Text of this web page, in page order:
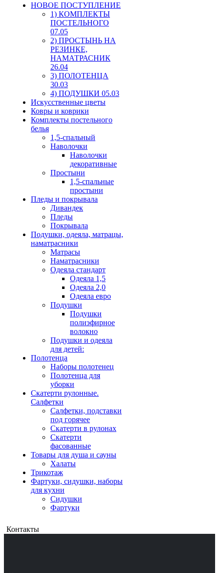
HОВОЕ ПОСТУПЛЕНИЕ
1) КОМПЛЕКТЫ
ПОСТЕЛЬНОГО
07.05
2) ПРОСТЫНЬ НА
РЕЗИНКЕ,
НАМАТРАСНИК
26.04
3) ПОЛОТЕНЦА
30.03
4) ПОДУШКИ 05.03
Искусственные цветы
Ковры и коврики
Комплекты постельного
белья
1,5-спальный
Наволочки
Наволочки
декоративные
Простыни
1,5-спальные
простыни
Пледы и покрывала
Дивандек
Пледы
Покрывала
Подушки, одеяла, матрацы,
наматрасники
Матрасы
Наматрасники
Одеяла стандарт
Одеяла 1,5
Одеяла 2,0
Одеяла евро
Подушки
Подушки
полиэфирное
волокно
Подушки и одеяла
для детей:
Полотенца
Наборы полотенец
Полотенца для
уборки
Скатерти рулонные.
Салфетки
Салфетки, подставки
под горячее
Скатерти в рулонах
Скатерти
фасованные
Товары для душа и сауны
Халаты
Трикотаж
Фартуки, сидушки, наборы
для кухни
Сидушки
Фартуки
Контакты